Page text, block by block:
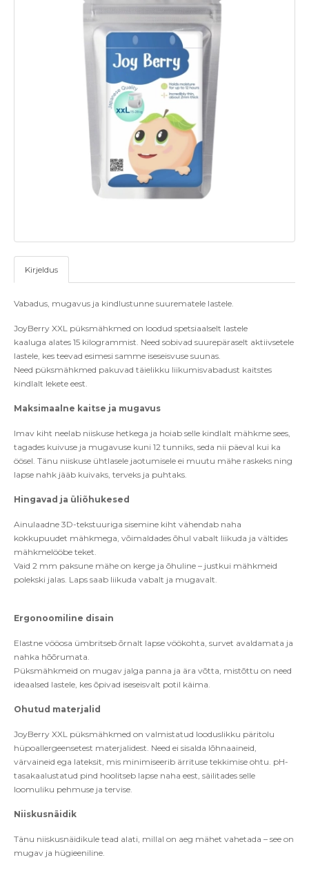
Kirjeldus
Vabadus, mugavus ja kindlustunne suurematele lastele.
JoyBerry XXL püksmähkmed on loodud spetsiaalselt lastele
kaaluga alates 15 kilogrammist. Need sobivad suurepäraselt aktiivsetele
lastele, kes teevad esimesi samme iseseisvuse suunas.
Need püksmähkmed pakuvad täielikku liikumisvabadust kaitstes
kindlalt lekete eest.
Maksimaalne kaitse ja mugavus
Imav kiht neelab niiskuse hetkega ja hoiab selle kindlalt mähkme sees,
tagades kuivuse ja mugavuse kuni 12 tunniks, seda nii päeval kui ka
öösel. Tänu niiskuse ühtlasele jaotumisele ei muutu mähe raskeks ning
lapse nahk jääb kuivaks, terveks ja puhtaks.
Hingavad ja üliõ hukesed
Ainulaadne 3D-tekstuuriga sisemine kiht vähendab naha
kokkupuudet mähkmega, võimaldades õhul vabalt liikuda ja vältides
mähkmelööbe teket.
Vaid 2 mm paksune mähe on kerge ja õhuline – justkui mähkmeid
polekski jalas. Laps saab liikuda vabalt ja mugavalt.
Ergonoomiline disain
Elastne vööosa ümbritseb õrnalt lapse vöökohta, survet avaldamata ja
nahka hõõrumata.
Püksmähkmeid on mugav jalga panna ja ära võtta, mistõttu on need
ideaalsed lastele, kes õpivad iseseisvalt potil käima.
Ohutud materjalid
JoyBerry XXL püksmähkmed on valmistatud looduslikku päritolu
hüpoallergeensetest materjalidest. Need ei sisalda lõhnaaineid,
värvaineid ega lateksit, mis minimiseerib ärrituse tekkimise ohtu. pH-
tasakaalustatud pind hoolitseb lapse naha eest, säilitades selle
loomuliku pehmuse ja tervise.
Niiskusnäidik
Tänu niiskusnäidikule tead alati, millal on aeg mähet vahetada – see on
mugav ja hügieeniline.